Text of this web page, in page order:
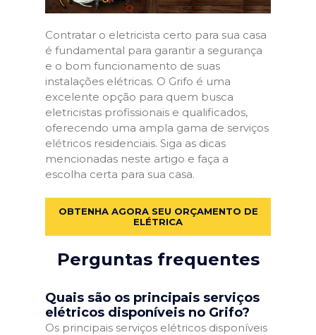
Contratar o eletricista certo para sua casa
é fundamental para garantir a segurança
e o bom funcionamento de suas
instalações elétricas. O Grifo é uma
excelente opção para quem busca
eletricistas profissionais e qualificados,
oferecendo uma ampla gama de serviços
elétricos residenciais. Siga as dicas
mencionadas neste artigo e faça a
escolha certa para sua casa.
OBTENHA AGORA SEU ORÇAMENTO DE
ELÉTRICA
Perguntas frequentes
Quais são os principais serviços
elétricos disponíveis no Grifo?
Os principais serviços elétricos disponíveis